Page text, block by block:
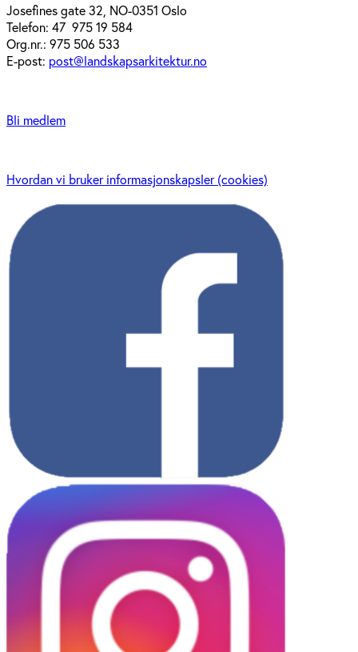
Josefines gate 32, NO-0351 Oslo
Telefon: 47 975 19 584
Org.nr.: 975 506 533
E-post: post@landskapsarkitektur.no
Bli medlem
Hvordan vi bruker informasjonskapsler (cookies)